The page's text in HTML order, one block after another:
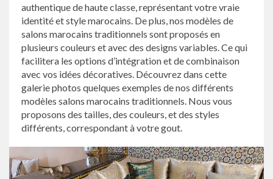
authentique de haute classe, représentant votre vraie
identité et style marocains. De plus, nos modèles de
salons marocains traditionnels sont proposés en
plusieurs couleurs et avec des designs variables. Ce qui
facilitera les options d’intégration et de combinaison
avec vos idées décoratives. Découvrez dans cette
galerie photos quelques exemples de nos différents
modèles salons marocains traditionnels. Nous vous
proposons des tailles, des couleurs, et des styles
différents, correspondant à votre gout.